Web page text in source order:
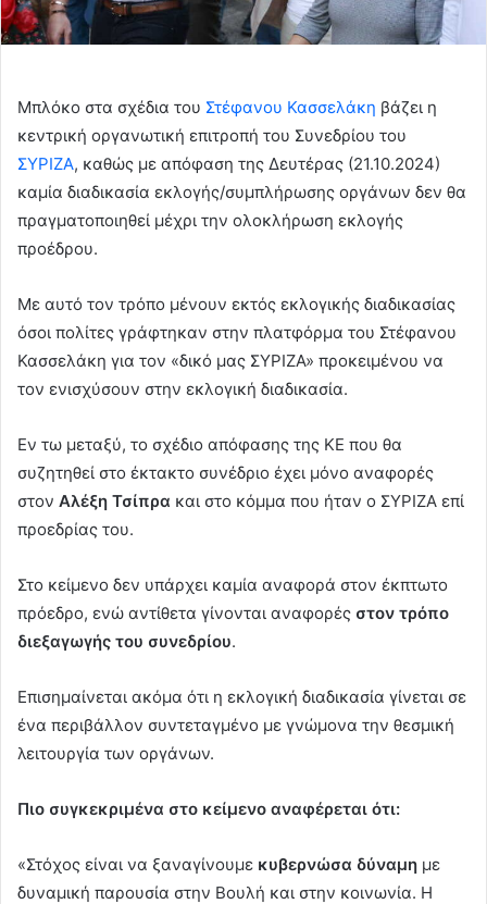
Μπλόκο στα σχέδια του Στέφανου Κασσελάκη βάζει η
κεντρική οργανωτική επιτροπή του Συνεδρίου του
ΣΥΡΙΖΑ, καθώς με απόφαση της Δευτέρας (21.10.2024)
καμία διαδικασία εκλογής/συμπλήρωσης οργάνων δεν θα
πραγματοποιηθεί μέχρι την ολοκλήρωση εκλογής
προέδρου.
Με αυτό τον τρόπο μένουν εκτός εκλογικής διαδικασίας
όσοι πολίτες γράφτηκαν στην πλατφόρμα του Στέφανου
Κασσελάκη για τον «δικό μας ΣΥΡΙΖΑ» προκειμένου να
τον ενισχύσουν στην εκλογική διαδικασία.
Εν τω μεταξύ, το σχέδιο απόφασης της ΚΕ που θα
συζητηθεί στο έκτακτο συνέδριο έχει μόνο αναφορές
στον Αλέξη Τσίπρα και στο κόμμα που ήταν ο ΣΥΡΙΖΑ επί
προεδρίας του.
Στο κείμενο δεν υπάρχει καμία αναφορά στον έκπτωτο
πρόεδρο, ενώ αντίθετα γίνονται αναφορές στον τρόπο
διεξαγωγής του συνεδρίου.
Επισημαίνεται ακόμα ότι η εκλογική διαδικασία γίνεται σε
ένα περιβάλλον συντεταγμένο με γνώμονα την θεσμική
λειτουργία των οργάνων.
Πιο συγκεκριμένα στο κείμενο αναφέρεται ότι:
«Στόχος είναι να ξαναγίνουμε κυβερνώσα δύναμη με
δυναμική παρουσία στην Βουλή και στην κοινωνία. Η